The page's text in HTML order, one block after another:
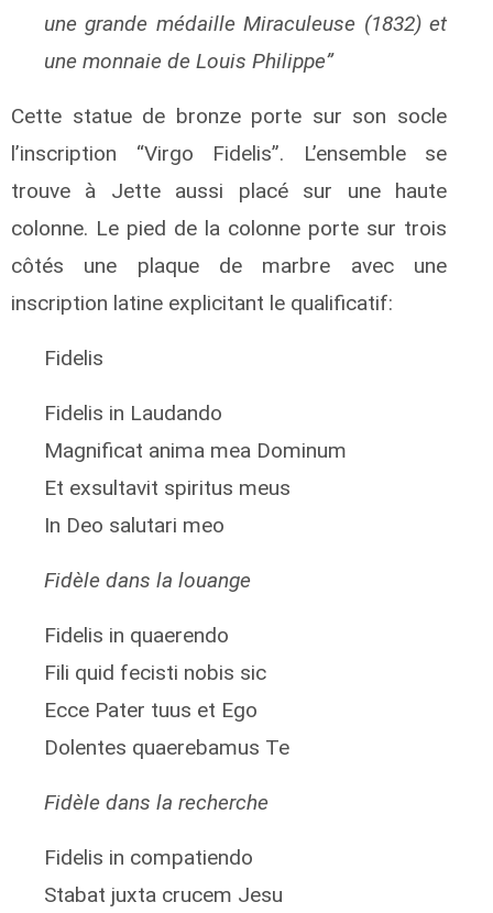
une grande médaille Miraculeuse (1832) et
une monnaie de Louis Philippe”
Cette statue de bronze porte sur son socle
l’inscription “Virgo Fidelis”. L’ensemble se
trouve à Jette aussi placé sur une haute
colonne. Le pied de la colonne porte sur trois
côtés une plaque de marbre avec une
inscription latine explicitant le qualificatif:
Fidelis
Fidelis in Laudando
Magnificat anima mea Dominum
Et exsultavit spiritus meus
In Deo salutari meo
Fidèle dans la louange
Fidelis in quaerendo
Fili quid fecisti nobis sic
Ecce Pater tuus et Ego
Dolentes quaerebamus Te
Fidèle dans la recherche
Fidelis in compatiendo
Stabat juxta crucem Jesu